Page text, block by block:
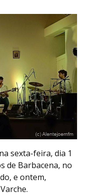
sexta-feira, dia 1
de Barbacena, no
e ontem,